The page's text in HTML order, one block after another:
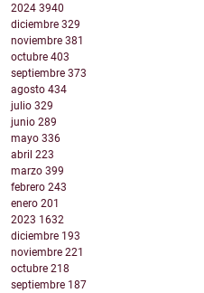
2024 3940
diciembre 329
noviembre 381
octubre 403
septiembre 373
agosto 434
julio 329
junio 289
mayo 336
abril 223
marzo 399
febrero 243
enero 201
2023 1632
diciembre 193
noviembre 221
octubre 218
septiembre 187